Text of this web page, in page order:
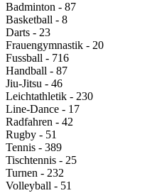
Badminton - 87
Basketball - 8
Darts - 23
Frauengymnastik - 20
Fussball - 716
Handball - 87
Jiu-Jitsu - 46
Leichtathletik - 230
Line-Dance - 17
Radfahren - 42
Rugby - 51
Tennis - 389
Tischtennis - 25
Turnen - 232
Volleyball - 51